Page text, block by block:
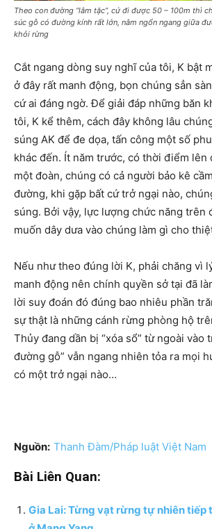
Theo con đường “lâm tặc”, cứ đi được 50 – 100m thì
súc gỗ có đường kính rất lớn, nằm ngổn ngang giữa
khỏi rừng
Cắt ngang dòng suy nghĩ của tôi, K bật
ở đây rất manh động, bọn chúng sẳn
cứ ai đáng ngờ. Để giải đáp những băn
tôi, K kể thêm, cách đây không lâu
súng AK để đe dọa, tấn công một số
khác đến. Ít năm trước, có thời điểm lên
một đoàn, chúng có cả người bảo kê
đường, khi gặp bất cứ trở ngại nào,
súng. Bởi vậy, lực lượng chức năng trên
muốn dây dưa vào chúng làm gì cho
Nếu như theo đúng lời K, phải chăng vì
manh động nên chính quyền sở tại đã
lời suy đoán đó đúng bao nhiêu phần
sự thật là những cánh rừng phòng hộ
Thủy đang dần bị “xóa sổ” từ ngoài vào
đường gỗ” vẫn ngang nhiên tỏa ra mọi
có một trở ngại nào…
Nguồn: Thanh Đàm/Pháp luật Việt Nam
Bài Liên Quan:
Gia Lai: Từng vạt rừng tự nhiên tiếp